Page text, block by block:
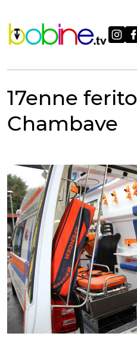
contenuto
17enne
Chambave